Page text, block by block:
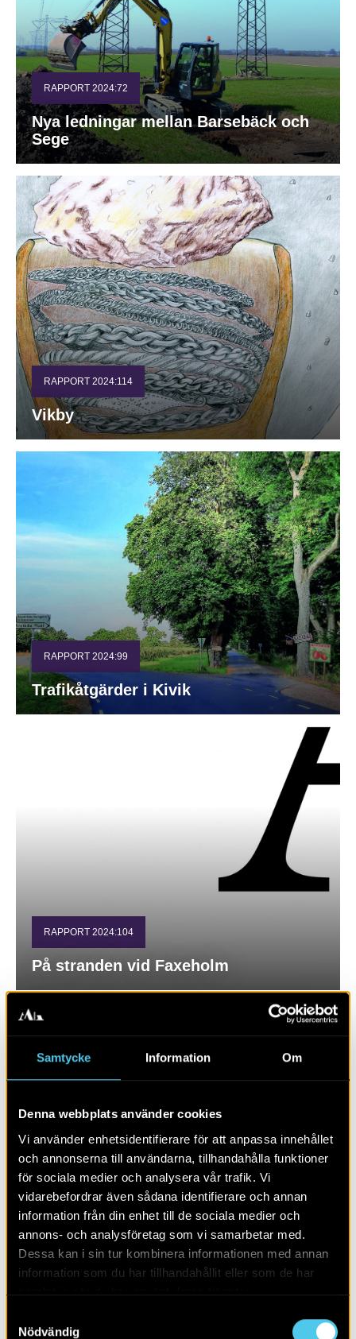
Samtycke Information Om
Denna webbplats använder cookies
Vi använder enhetsidentifierare för att anpassa innehållet
och annonserna till användarna, tillhandahålla funktioner
för sociala medier och analysera vår trafik. Vi
vidarebefordrar även sådana identifierare och annan
information från din enhet till de sociala medier och
annons- och analysföretag som vi samarbetar med.
Dessa kan i sin tur kombinera informationen med annan
information som du har tillhandahållit eller som de har
Nödvändig
RAPPORT 2024:72
Nya ledningar mellan Barsebäck och
Sege
RAPPORT 2024:114
Vikby
RAPPORT 2024:99
Trafikåtgärder i Kivik
RAPPORT 2024:104
På stranden vid Faxeholm
RAPPORT 2024:29
Ett par kokgropar och gropar